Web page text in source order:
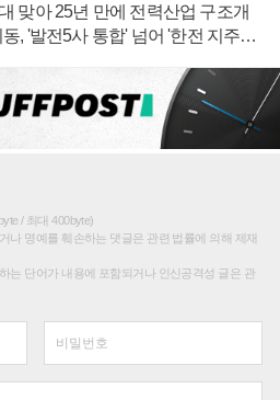
맞아 25년 만에 전력산업 구조개
, '발전5사 통합' 넘어 '한전 지주사'
/ 최대 400byte)
나 명예를 훼손하는 댓글은 관련 법률에 의해 제재
는 단어가 내용에 포함되거나 인신공격성 글은 관